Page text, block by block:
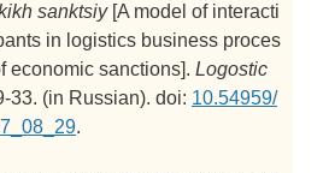
sanktsiy[A model of interacti
in logistics business proces
economic sanctions]. Logostic
33. (in Russian). doi: 10.54959/
.